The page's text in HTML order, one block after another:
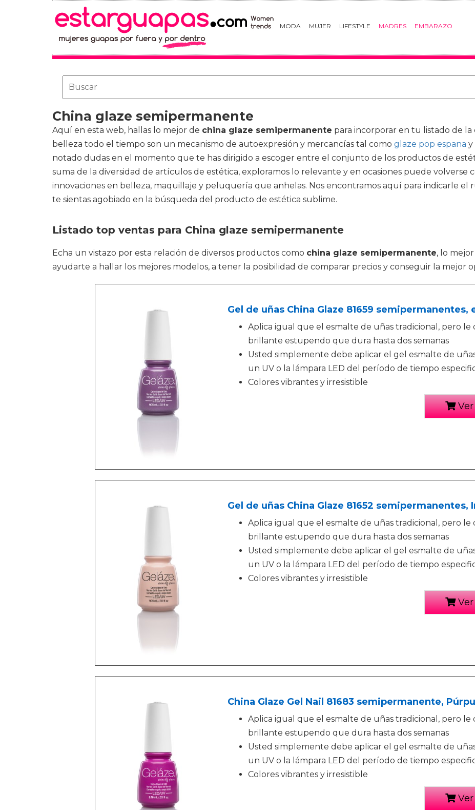
MODA MUJER LIFESTYLE MADRES EMBARAZO
China glaze semipermanente
Aquí en esta web, hallas lo mejor de china glaze semipermanente para incorporar en tu listado de
belleza todo el tiempo son un mecanismo de autoexpresión y mercancías tal como glaze pop espana y
notado dudas en el momento que te has dirigido a escoger entre el conjunto de los productos de
suma de la diversidad de artículos de estética, exploramos lo relevante y en ocasiones puede volverse
innovaciones en belleza, maquillaje y peluquería que anhelas. Nos encontramos aquí para indicarle
te sientas agobiado en la búsqueda del producto de estética sublime.
Listado top ventas para China glaze semipermanente
Echa un vistazo por esta relación de diversos productos como china glaze semipermanente, lo
ayudarte a hallar los mejores modelos, a tener la posibilidad de comparar precios y conseguir la mejor
Gel de uñas China Glaze 81659 semipermanentes,
Aplica igual que el esmalte de uñas tradicional, pero le
brillante estupendo que dura hasta dos semanas
Usted simplemente debe aplicar el gel esmalte de
un UV o la lámpara LED del período de tiempo
Colores vibrantes y irresistible
Ver
Gel de uñas China Glaze 81652 semipermanentes,
Aplica igual que el esmalte de uñas tradicional, pero le
brillante estupendo que dura hasta dos semanas
Usted simplemente debe aplicar el gel esmalte de
un UV o la lámpara LED del período de tiempo
Colores vibrantes y irresistible
Ver
China Glaze Gel Nail 81683 semipermanente,
Aplica igual que el esmalte de uñas tradicional, pero le
brillante estupendo que dura hasta dos semanas
Usted simplemente debe aplicar el gel esmalte de
un UV o la lámpara LED del período de tiempo
Colores vibrantes y irresistible
Ver